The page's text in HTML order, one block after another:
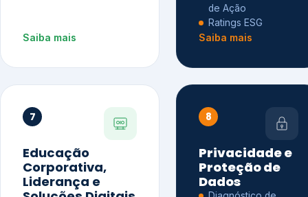
Saiba mais
de Ação
Ratings ESG
Saiba mais
7
Educação
Corporativa,
Liderança e
8
Privacidade e
Proteção de
Dados